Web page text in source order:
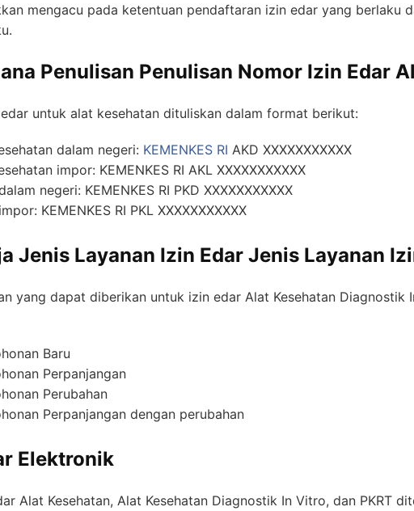
mengacu pada ketentuan pendaftaran izin edar yang berlaku
Penulisan Penulisan Nomor Izin Edar
untuk alat kesehatan dituliskan dalam format berikut:
dalam negeri: KEMENKES RI AKD XXXXXXXXXXX
impor: KEMENKES RI AKL XXXXXXXXXXX
negeri: KEMENKES RI PKD XXXXXXXXXXX
KEMENKES RI PKL XXXXXXXXXXX
Jenis Layanan Izin Edar Jenis Layanan
yang dapat diberikan untuk izin edar Alat Kesehatan Diagnostik
Baru
Perpanjangan
Perubahan
Perpanjangan dengan perubahan
Elektronik
Alat Kesehatan, Alat Kesehatan Diagnostik In Vitro, dan PKRT